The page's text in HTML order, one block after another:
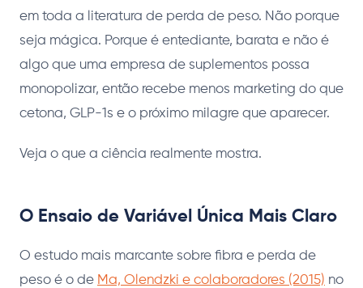
em toda a literatura de perda de peso. Não porque
seja mágica. Porque é entediante, barata e não é
algo que uma empresa de suplementos possa
monopolizar, então recebe menos marketing do que
cetona, GLP-1s e o próximo milagre que aparecer.
Veja o que a ciência realmente mostra.
O Ensaio de Variável Única Mais Claro
O estudo mais marcante sobre fibra e perda de
peso é o de Ma, Olendzki e colaboradores (2015) no